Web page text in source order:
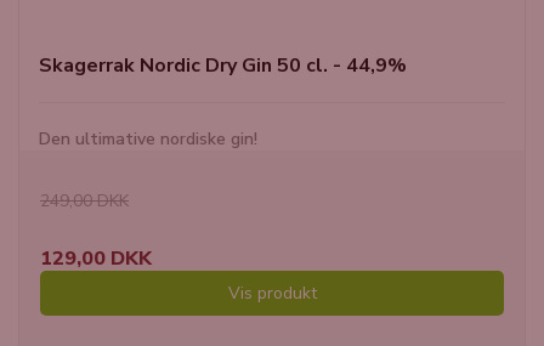
Skagerrak Nordic Dry Gin 50 cl. - 44,9%
Den ultimative nordiske gin!
249,00 DKK
129,00 DKK
Vis produkt